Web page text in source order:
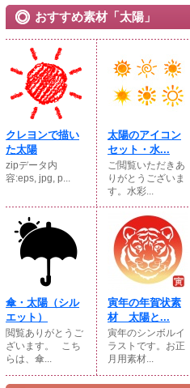
おすすめ素材「太陽」
クレヨンで描い
た太陽
zipデータ内
容:eps, jpg, p...
太陽のアイコン
セット・水...
ご閲覧いただきあ
りがとうございま
す。水彩...
傘・太陽（シル
エット）
閲覧ありがとうご
ざいます。⠀こち
らは、傘...
寅年の年賀状素
材 太陽と...
寅年のシンボルイ
ラストです。お正
月用素材...